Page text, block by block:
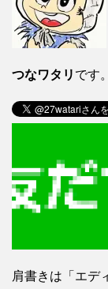
つなワタリ です
肩書きは「エデ